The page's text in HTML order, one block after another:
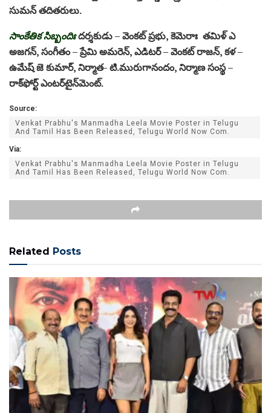
సుమన్ త‌దిత‌రులు.
సాంకేతిక సిబ్బందిఃదర్శకుడు – వెంకట్ ప్రభు, కెమెరాః తమిళ్ ఎ
అజగన్, సంగీతం – ప్రేమి అమరెన్, ఎడిటర్ – వెంకట్ రాజన్, కళ –
ఉమేష్ జె కుమార్, నిర్మాత- టి.మురుగానందం, నిర్మాణ సంస్థ –
రాక్‌ఫోర్ట్ ఎంటర్‌టైన్‌మెంట్.
Source:
Venkat Prabhu's Manmadha Leela Movie Poster in Telugu
And Tamil Has Been Released, Telugu World Now Com.
Via:
Venkat Prabhu's Manmadha Leela Movie Poster in Telugu
And Tamil Has Been Released, Telugu World Now Com.
Related Posts